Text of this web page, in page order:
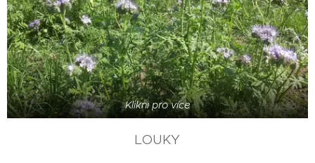
Klikni pro více
LOUKY